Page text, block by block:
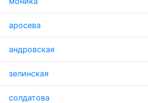
аросева
андровская
зелинская
солдатова